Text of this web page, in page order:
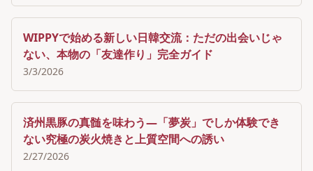
WIPPYで始める新しい日韓交流：ただの出会いじゃ
ない、本物の「友達作り」完全ガイド
3/3/2026
済州黒豚の真髄を味わう―「夢炭」でしか体験でき
ない究極の炭火焼きと上質空間への誘い
2/27/2026